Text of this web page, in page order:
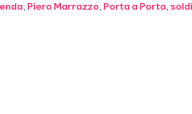
, Piero Marrazzo, Porta a Porta, soldi